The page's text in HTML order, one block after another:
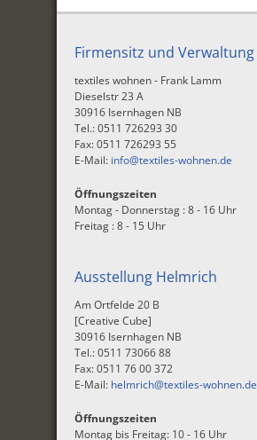
Firmensitz und Verwaltung
textiles wohnen - Frank Lamm
Dieselstr 23 A
30916 Isernhagen NB
Tel.: 0511 726293 30
Fax: 0511 726293 55
E-Mail: info@textiles-wohnen.de
Öffnungszeiten
Montag - Donnerstag : 8 - 16 Uhr
Freitag : 8 - 15 Uhr
Ausstellung Helmrich
Am Ortfelde 20 B
[Creative Cube]
30916 Isernhagen NB
Tel.: 0511 73066 88
Fax: 0511 76 00 372
E-Mail: helmrich@textiles-wohnen.de
Öffnungszeiten
Montag bis Freitag: 10 - 16 Uhr